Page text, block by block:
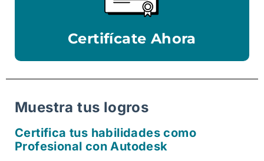
Certifícate Ahora
Muestra tus logros
Certifica tus habilidades como
Profesional con Autodesk